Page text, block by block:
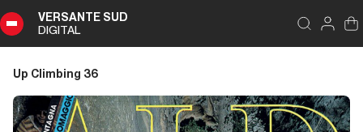
VERSANTE SUD
DIGITAL
Indice
Climbing
36
DIGITAL
Up Climbing 36